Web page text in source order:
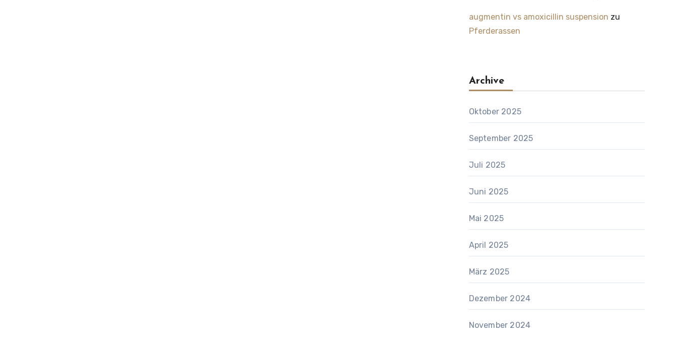
augmentin vs amoxicillin suspension zu
Pferderassen
Archive
Oktober 2025
September 2025
Juli 2025
Juni 2025
Mai 2025
April 2025
März 2025
Dezember 2024
November 2024